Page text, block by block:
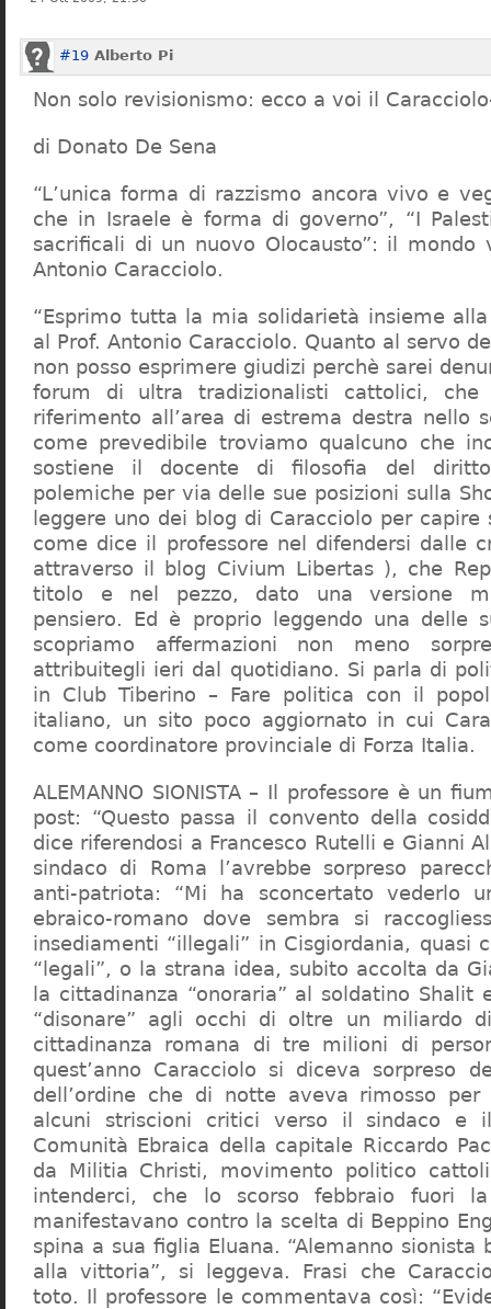
#19 Alberto Pi
Non solo revisionismo: ecco a voi il
di Donato De Sena
“L’unica forma di razzismo ancora vivo e
che in Israele è forma di governo”, “I
sacrificali di un nuovo Olocausto”: il mondo
Antonio Caracciolo.
“Esprimo tutta la mia solidarietà insieme
al Prof. Antonio Caracciolo. Quanto al servo
non posso esprimere giudizi perchè sarei
forum di ultra tradizionalisti cattolici,
riferimento all’area di estrema destra nello
come prevedibile troviamo qualcuno che
sostiene il docente di filosofia del
polemiche per via delle sue posizioni sulla
leggere uno dei blog di Caracciolo per
come dice il professore nel difendersi dalle
attraverso il blog Civium Libertas ), che
titolo e nel pezzo, dato una versione
pensiero. Ed è proprio leggendo una delle
scopriamo affermazioni non meno
attribuitegli ieri dal quotidiano. Si parla di
in Club Tiberino – Fare politica con il
italiano, un sito poco aggiornato in cui
come coordinatore provinciale di Forza Italia.
ALEMANNO SIONISTA – Il professore è un
post: “Questo passa il convento della
dice riferendosi a Francesco Rutelli e Gianni
sindaco di Roma l’avrebbe sorpreso
anti-patriota: “Mi ha sconcertato vederlo
ebraico-romano dove sembra si
insediamenti “illegali” in Cisgiordania, quasi
“legali”, o la strana idea, subito accolta da
la cittadinanza “onoraria” al soldatino Shalit
“disonare” agli occhi di oltre un miliardo
cittadinanza romana di tre milioni di
quest’anno Caracciolo si diceva sorpreso
dell’ordine che di notte aveva rimosso
alcuni striscioni critici verso il sindaco e
Comunità Ebraica della capitale Riccardo
da Militia Christi, movimento politico
intenderci, che lo scorso febbraio fuori
manifestavano contro la scelta di Beppino
spina a sua figlia Eluana. “Alemanno sionista
alla vittoria”, si leggeva. Frasi che
toto. Il professore le commentava così: